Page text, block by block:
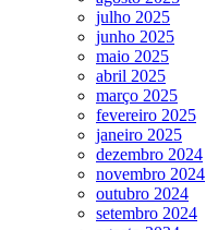
julho 2025
junho 2025
maio 2025
abril 2025
março 2025
fevereiro 2025
janeiro 2025
dezembro 2024
novembro 2024
outubro 2024
setembro 2024